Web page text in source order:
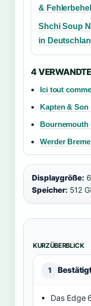
&
Shchi Soup
in
4
Ici tout
Kapten &
Bournemouth
Werder
Displaygröße:
Speicher: 512
KURZÜBERBLICK
1
Das Edge